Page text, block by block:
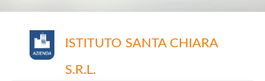
ISTITUTO SANTA CHIARA
S.R.L.